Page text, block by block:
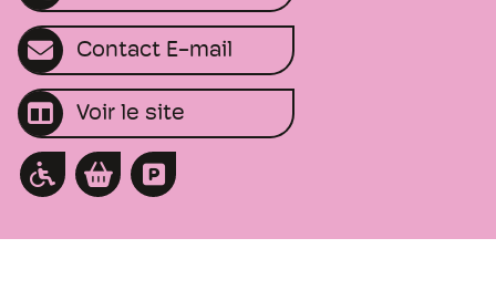
Contact E-mail
Voir le site